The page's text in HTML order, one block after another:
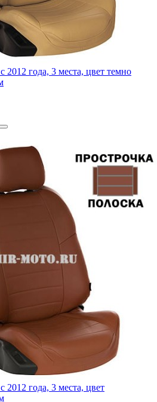
года, 3 места, цвет темно
года, 3 места, цвет